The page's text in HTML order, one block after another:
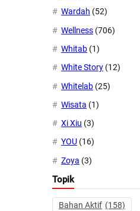
Wardah (52)
Wellness (706)
Whitab (1)
White Story (12)
Whitelab (25)
Wisata (1)
Xi Xiu (3)
YOU (16)
Zoya (3)
Topik
Bahan Aktif (158)